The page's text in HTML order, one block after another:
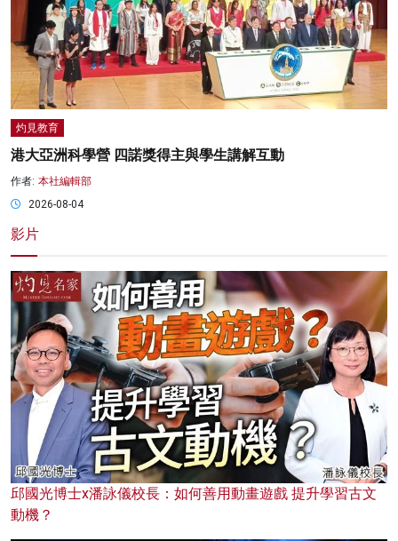
灼見教育
港大亞洲科學營 四諾獎得主與學生講解互動
作者: 本社編輯部
2026-08-04
影片
邱國光博士x潘詠儀校長：如何善用動畫遊戲 提升學習古文
動機？